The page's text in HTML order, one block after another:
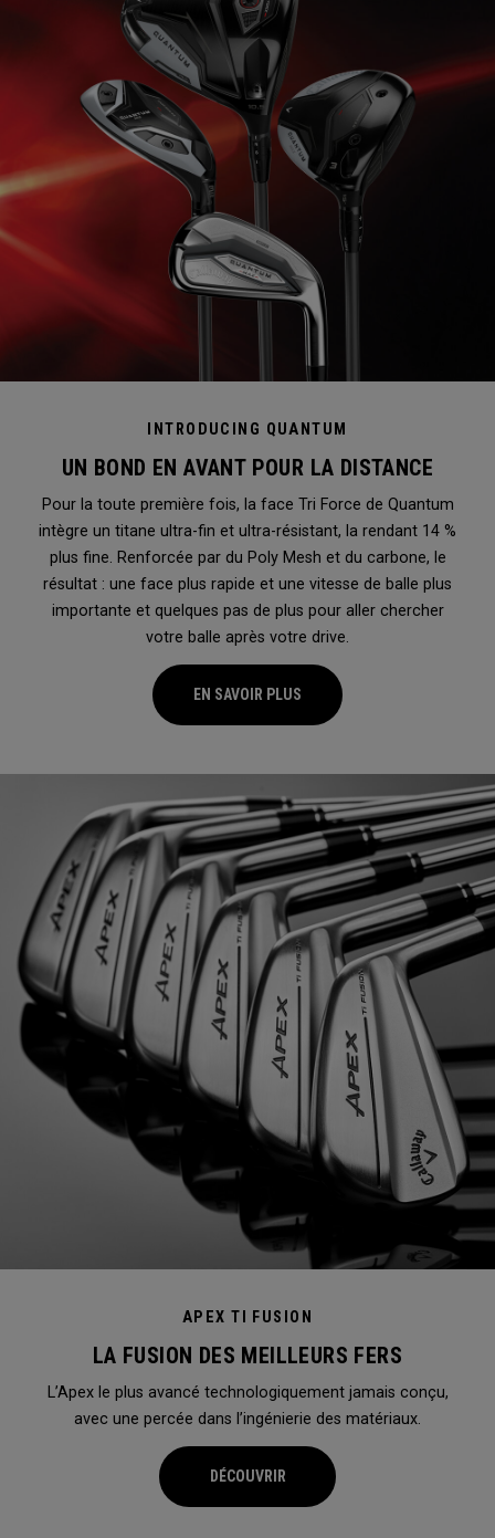
INTRODUCING QUANTUM
UN BOND EN AVANT POUR LA DISTANCE
Pour la toute première fois, la face Tri Force de Quantum
intègre un titane ultra-fin et ultra-résistant, la rendant 14 %
plus fine. Renforcée par du Poly Mesh et du carbone, le
résultat : une face plus rapide et une vitesse de balle plus
importante et quelques pas de plus pour aller chercher
votre balle après votre drive.
EN SAVOIR PLUS
APEX TI FUSION
LA FUSION DES MEILLEURS FERS
L’Apex le plus avancé technologiquement jamais conçu,
avec une percée dans l’ingénierie des matériaux.
DÉCOUVRIR